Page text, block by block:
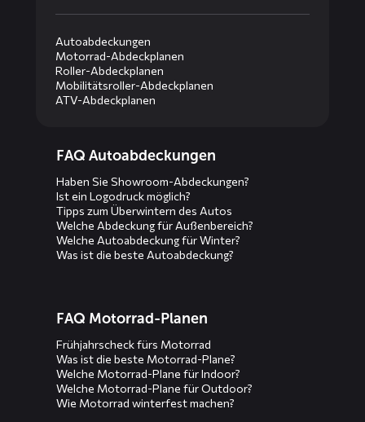
Autoabdeckungen
Motorrad-Abdeckplanen
Roller-Abdeckplanen
Mobilitätsroller-Abdeckplanen
ATV-Abdeckplanen
menusFAQ Autoabdeckungen
Haben Sie Showroom-Abdeckungen?
Ist ein Logodruck möglich?
Tipps zum Überwintern des Autos
Welche Abdeckung für Außenbereich?
Welche Autoabdeckung für Winter?
Was ist die beste Autoabdeckung?
FAQ Motorrad-Planen
Frühjahrscheck fürs Motorrad
Was ist die beste Motorrad-Plane?
Welche Motorrad-Plane für Indoor?
Welche Motorrad-Plane für Outdoor?
Wie Motorrad winterfest machen?